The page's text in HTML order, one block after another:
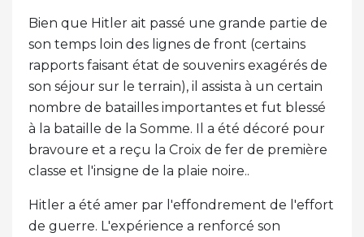
Bien que Hitler ait passé une grande partie de
son temps loin des lignes de front (certains
rapports faisant état de souvenirs exagérés de
son séjour sur le terrain), il assista à un certain
nombre de batailles importantes et fut blessé
à la bataille de la Somme. Il a été décoré pour
bravoure et a reçu la Croix de fer de première
classe et l'insigne de la plaie noire..
Hitler a été amer par l'effondrement de l'effort
de guerre. L'expérience a renforcé son